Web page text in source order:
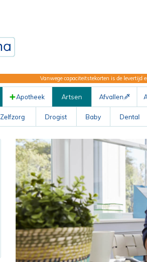
Vanwege capaciteitstekorten is de levertijd
Apotheek Artsen Afvallen
Zelfzorg Drogist Baby Dental